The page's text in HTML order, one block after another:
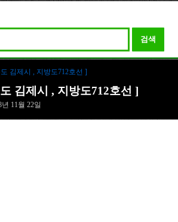
검색
김제시 , 지방도712호선 ]
김제시 , 지방도712호선 ]
년 11월 22일